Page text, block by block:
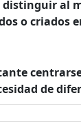
al
o criados
de